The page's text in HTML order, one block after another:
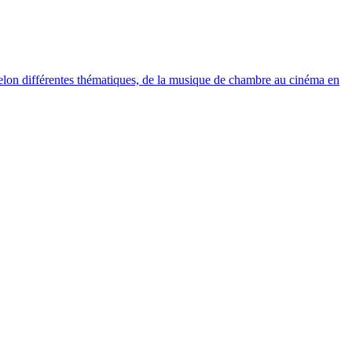
différentes thématiques, de la musique de chambre au cinéma en